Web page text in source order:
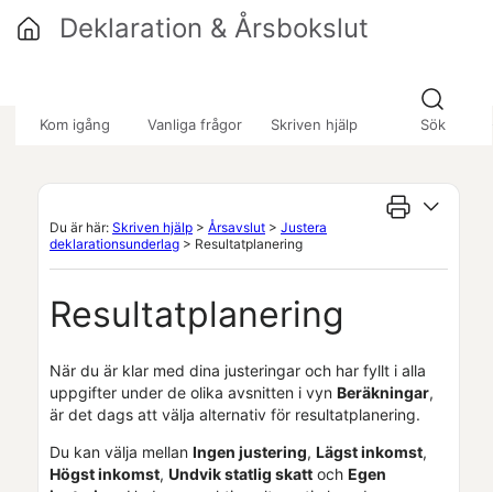
Hoppa över till huvudinnehåll
Kom igång Vanliga frågor Skriven hjälp Sök
Deklaration & Årsbokslut
Du är här: Skriven hjälp > Årsavslut > Justera
deklarationsunderlag > Resultatplanering
Resultatplanering
När du är klar med dina justeringar och har fyllt i alla
uppgifter under de olika avsnitten i vyn Beräkningar,
är det dags att välja alternativ för resultatplanering.
Du kan välja mellan Ingen justering, Lägst inkomst,
Högst inkomst, Undvik statlig skatt och Egen